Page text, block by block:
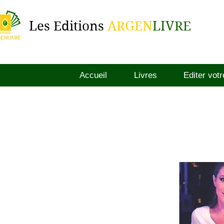
Les Editions ARGENLIVRE
Accueil Livres Editer